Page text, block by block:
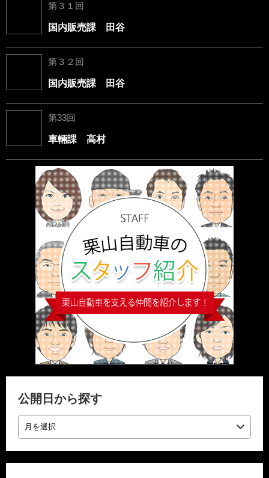
第３１回
国内販売課 田谷
第３２回
国内販売課 田谷
第33回
車輛課 高村
公開日から探す